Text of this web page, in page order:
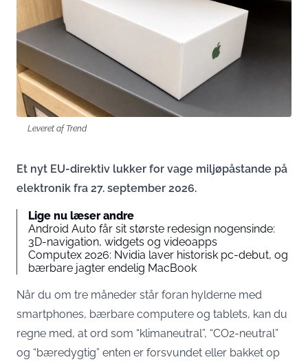
Leveret af Trend
Et nyt EU-direktiv lukker for vage miljøpåstande på
elektronik fra 27. september 2026.
Lige nu læser andre
Android Auto får sit største redesign nogensinde:
3D-navigation, widgets og videoapps
Computex 2026: Nvidia laver historisk pc-debut, og
bærbare jagter endelig MacBook
Når du om tre måneder står foran hylderne med
smartphones, bærbare computere og tablets, kan du
regne med, at ord som “klimaneutral”, “CO2-neutral”
og “bæredygtig” enten er forsvundet eller bakket op